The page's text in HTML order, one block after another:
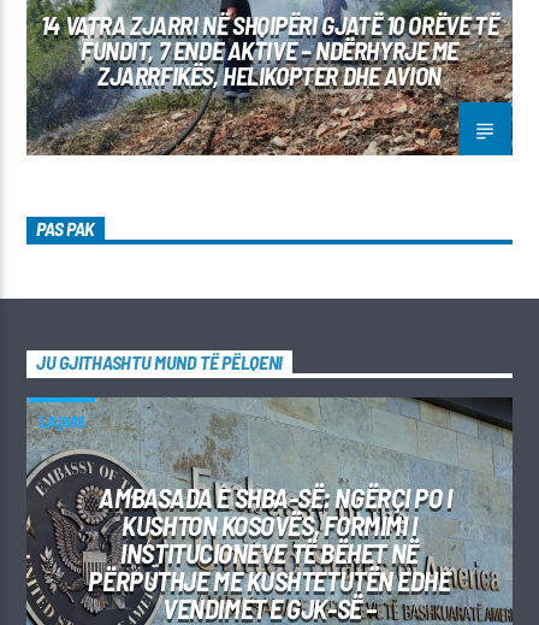
14 VATRA ZJARRI NË SHQIPËRI GJATË 10 ORËVE TË
FUNDIT, 7 ENDE AKTIVE – NDËRHYRJE ME
ZJARRFIKËS, HELIKOPTER DHE AVION
PAS PAK
JU GJITHASHTU MUND TË PËLQENI
LAJME
AMBASADA E SHBA-SË: NGËRÇI PO I
KUSHTON KOSOVËS, FORMIMI I
INSTITUCIONEVE TË BËHET NË
PËRPUTHJE ME KUSHTETUTËN EDHE
VENDIMET E GJK-SË –